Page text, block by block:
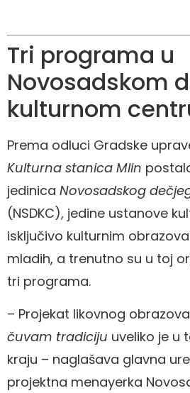
Tri programa u
Novosadskom
kulturnom
Prema odluci Gradske
Kulturna stanica Mlin
jedinica Novosadskog
(NSDKC), jedine ustanove
isključivo kulturnim
mladih, a trenutno su u toj
tri programa.
– Projekat likovnog
čuvam tradiciju uveliko je u
kraju – naglašava glavna
projektna menayerka